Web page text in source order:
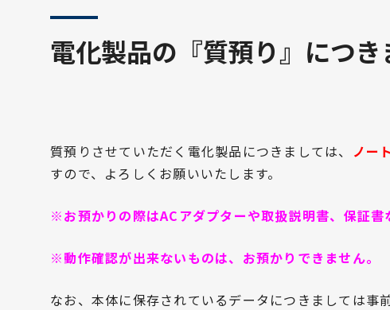
電化製品の『質預り』につき
質預りさせていただく電化製品につきましては、 ノー
すので、よろしくお願いいたします。
※お預かりの際はACアダプターや取扱説明書、保証書
※動作確認が出来ないものは、お預かりできません。
なお、本体に保存されているデータにつきましては事